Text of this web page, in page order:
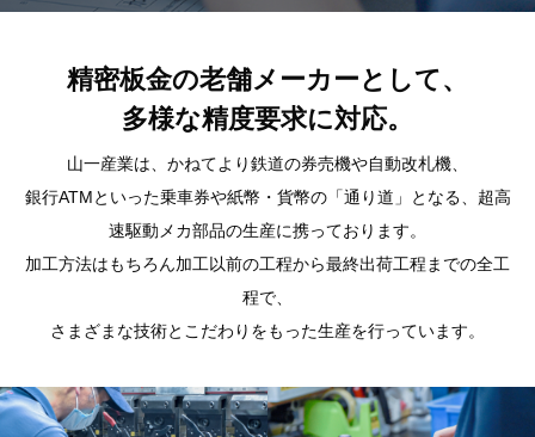
精密板金の老舗メーカーとして、
多様な精度要求に対応。
山一産業は、かねてより鉄道の券売機や自動改札機、
銀行ATMといった乗車券や紙幣・貨幣の「通り道」となる、超高
速駆動メカ部品の生産に携っております。
加工方法はもちろん加工以前の工程から最終出荷工程までの全工
程で、
さまざまな技術とこだわりをもった生産を行っています。